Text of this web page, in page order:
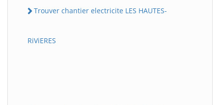
Trouver chantier electricite LES HAUTES-
RiViERES